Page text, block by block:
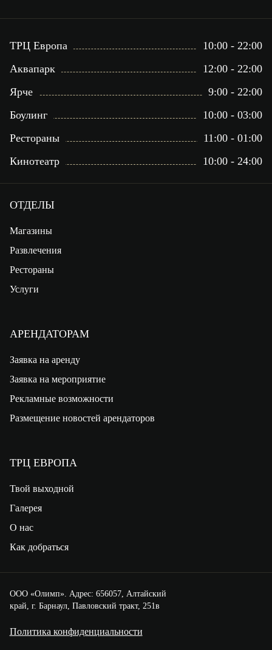
ТРЦ Европа
10:00 - 22:00
Аквапарк
12:00 - 22:00
Ярче
9:00 - 22:00
Боулинг
10:00 - 03:00
Рестораны
11:00 - 01:00
Кинотеатр
10:00 - 24:00
ОТДЕЛЫ
Магазины
Развлечения
Рестораны
Услуги
АРЕНДАТОРАМ
Заявка на аренду
Заявка на мероприятие
Рекламные возможности
Размещение новостей арендаторов
ТРЦ ЕВРОПА
Твой выходной
Галерея
О нас
Как добраться
ООО «Олимп». Адрес: 656057, Алтайский
край, г. Барнаул, Павловский тракт, 251в
Политика конфиденциальности